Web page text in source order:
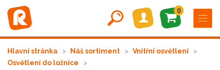
0
Hlavní stránka Náš sortiment
Vnitřní osvětlení
Osvětlení do ložnice